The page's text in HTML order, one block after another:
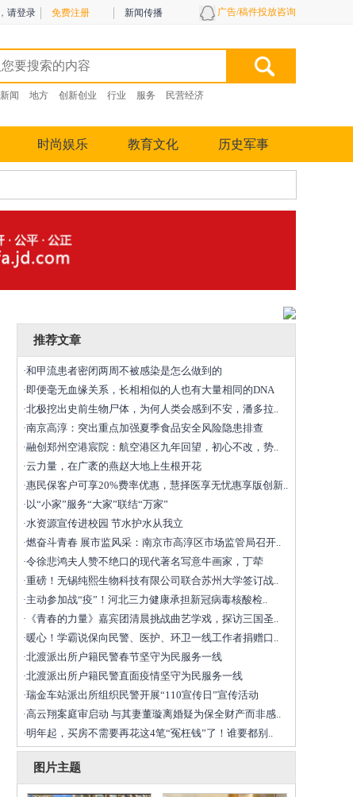
请登录 免费注册 新闻传播 广告/稿件投放咨询
新闻 地方 创新创业 行业 服务 民营经济
时尚娱乐 教育文化 历史军事
推荐文章
·和甲流患者密闭两周不被感染是怎么做到的
·即便毫无血缘关系，长相相似的人也有大量相同的DNA
·北极挖出史前生物尸体，为何人类会感到不安，潘多拉..
·南京高淳：突出重点加强夏季食品安全风险隐患排查
·融创郑州空港宸院：航空港区九年回望，初心不改，势..
·云力量，在广袤的燕赵大地上生根开花
·惠民保客户可享20%费率优惠，慧择医享无忧惠享版创新..
· 以“小家”服务“大家”联结“万家”
·水资源宣传进校园 节水护水从我立
·燃奋斗青春 展市监风采：南京市高淳区市场监管局召开..
·令徐悲鸿夫人赞不绝口的现代著名写意牛画家，丁荦
·重磅！无锡纯熙生物科技有限公司联合苏州大学签订战..
·主动参加战“疫”！河北三力健康承担新冠病毒核酸检..
· 《青春的力量》嘉宾团清晨挑战曲艺学戏，探访三国圣..
·暖心！学霸说保向民警、医护、环卫一线工作者捐赠口..
·北渡派出所户籍民警春节坚守为民服务一线
·北渡派出所户籍民警直面疫情坚守为民服务一线
·瑞金车站派出所组织民警开展“110宣传日”宣传活动
·高云翔案庭审启动 与其妻董璇离婚疑为保全财产而非感..
·明年起，买房不需要再花这4笔“冤枉钱”了！谁要都别..
图片主题